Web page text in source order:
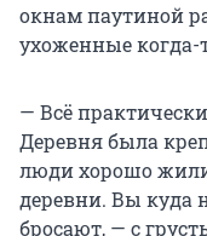
окнам паутиной
ухоженные когда-
— Всё
Деревня была
люди хорошо жили.
деревни. Вы куда
бросают, — с